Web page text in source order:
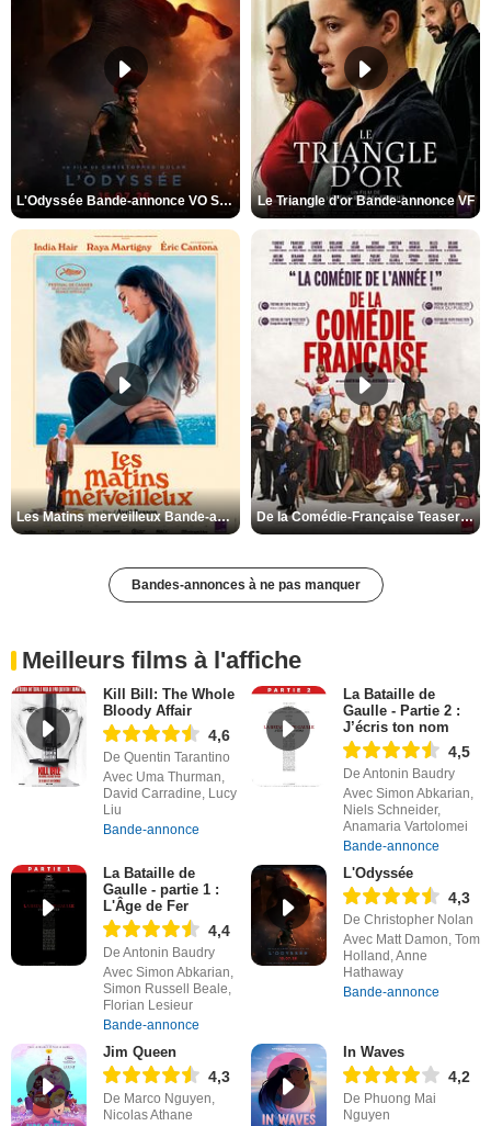
L'Odyssée Bande-annonce VO STFR Le Triangle d'or Bande-annonce VF
Les Matins merveilleux Bande-annonce VF De la Comédie-Française Teaser VF
Bandes-annonces à ne pas manquer
Meilleurs films à l'affiche
Kill Bill: The Whole
Bloody Affair
4,6
De Quentin Tarantino
Avec Uma Thurman,
David Carradine, Lucy
Liu
Bande-annonce
La Bataille de
Gaulle - Partie 2 :
J’écris ton nom
4,5
De Antonin Baudry
Avec Simon Abkarian,
Niels Schneider,
Anamaria Vartolomei
Bande-annonce
La Bataille de
Gaulle - partie 1 :
L'Âge de Fer
4,4
De Antonin Baudry
Avec Simon Abkarian,
Simon Russell Beale,
Florian Lesieur
Bande-annonce
L'Odyssée
4,3
De Christopher Nolan
Avec Matt Damon, Tom
Holland, Anne
Hathaway
Bande-annonce
Jim Queen
4,3
De Marco Nguyen,
Nicolas Athane
In Waves
4,2
De Phuong Mai
Nguyen